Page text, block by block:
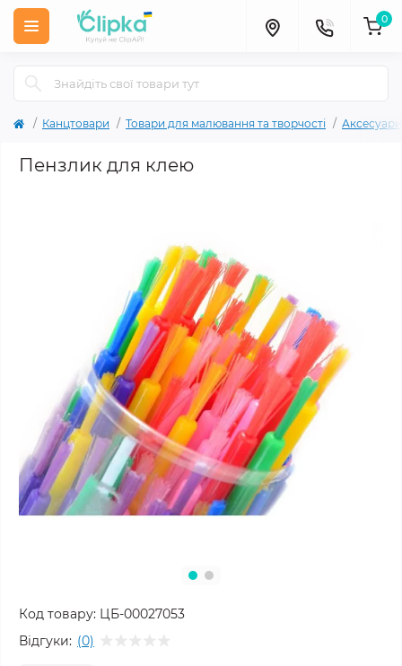
0
Канцтовари Товари для малювання та творчості
Пензлик для клею
Код товару: ЦБ-00027053
Відгуки: (0)